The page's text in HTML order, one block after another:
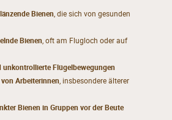
Bienen, die sich von gesunden
Bienen, oft am Flugloch oder auf
Flügelbewegungen
Arbeiterinnen, insbesondere älterer
Bienen in Gruppen vor der Beute